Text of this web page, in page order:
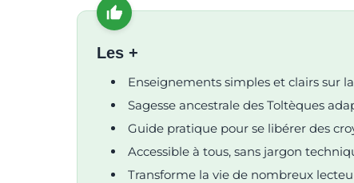
Les +
Enseignements simples et clairs sur
Sagesse ancestrale des Toltèques
Guide pratique pour se libérer des
Accessible à tous, sans jargon
Transforme la vie de nombreux